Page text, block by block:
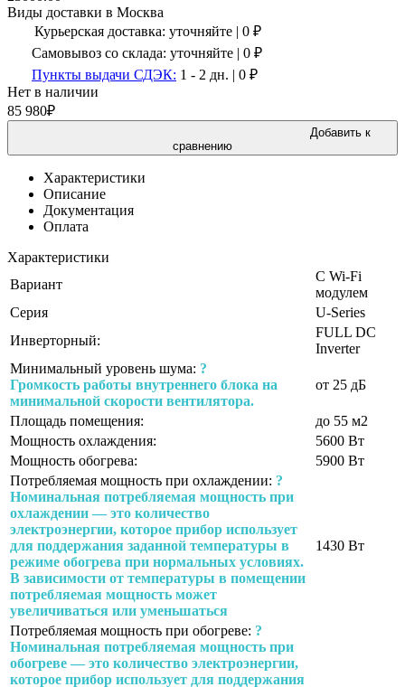
Виды доставки в Москва
Курьерская доставка: уточняйте | 0 ₽
Самовывоз со склада: уточняйте | 0 ₽
Пункты выдачи СДЭК: 1 - 2 дн. | 0 ₽
Нет в наличии
85 980₽
Добавить к
сравнению
Характеристики
Описание
Документация
Оплата
Характеристики
Вариант
С Wi-Fi
модулем
Серия
U-Series
Инверторный:
FULL DC
Inverter
Минимальный уровень шума: ?
Громкость работы внутреннего блока на
минимальной скорости вентилятора.
от 25 дБ
Площадь помещения:
до 55 м2
Мощность охлаждения:
5600 Вт
Мощность обогрева:
5900 Вт
Потребляемая мощность при охлаждении: ?
Номинальная потребляемая мощность при
охлаждении — это количество
электроэнергии, которое прибор использует
для поддержания заданной температуры в
режиме обогрева при нормальных условиях.
В зависимости от температуры в помещении
потребляемая мощность может
увеличиваться или уменьшаться
1430 Вт
Потребляемая мощность при обогреве: ?
Номинальная потребляемая мощность при
обогреве — это количество электроэнергии,
которое прибор использует для поддержания